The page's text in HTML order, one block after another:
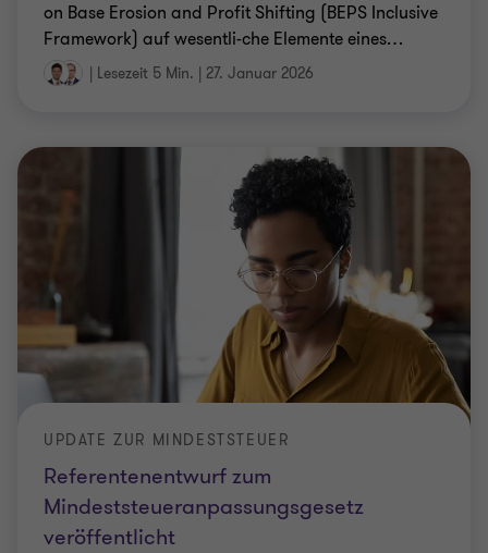
on Base Erosion and Profit Shifting (BEPS Inclusive
Framework) auf wesentli-che Elemente eines…
| Lesezeit 5 Min. | 27. Januar 2026
Referentenentwurf zum
Mindeststeueranpassungsgesetz
veröffentlicht
UPDATE ZUR MINDESTSTEUER